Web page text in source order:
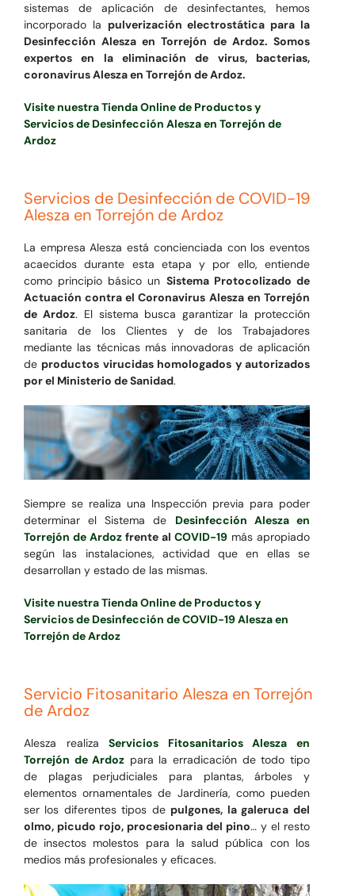
sistemas de aplicación de desinfectantes, hemos
incorporado la pulverización electrostática para la
Desinfección Alesza en Torrejón de Ardoz. Somos
expertos en la eliminación de virus, bacterias,
coronavirus Alesza en Torrejón de Ardoz.
Visite nuestra Tienda Online de Productos y
Servicios de Desinfección Alesza en Torrejón de
Ardoz
Servicios de Desinfección de COVID-19
Alesza en Torrejón de Ardoz
La empresa Alesza está concienciada con los eventos
acaecidos durante esta etapa y por ello, entiende
como principio básico un Sistema Protocolizado de
Actuación contra el Coronavirus Alesza en Torrejón
de Ardoz. El sistema busca garantizar la protección
sanitaria de los Clientes y de los Trabajadores
mediante las técnicas más innovadoras de aplicación
de productos virucidas homologados y autorizados
por el Ministerio de Sanidad.
Siempre se realiza una Inspección previa para poder
determinar el Sistema de Desinfección Alesza en
Torrejón de Ardozfrente al COVID-19más apropiado
según las instalaciones, actividad que en ellas se
desarrollan y estado de las mismas.
Visite nuestra Tienda Online de Productos y
Servicios de Desinfección de COVID-19 Alesza en
Torrejón de Ardoz
Servicio Fitosanitario Alesza en Torrejón
de Ardoz
Alesza realizaServicios Fitosanitarios Alesza en
Torrejón de Ardoz para la erradicación de todo tipo
de plagas perjudiciales para plantas, árboles y
elementos ornamentales de Jardinería, como pueden
ser los diferentes tipos de pulgones, la galeruca del
olmo, picudo rojo, procesionaria del pino… y el resto
de insectos molestos para la salud pública con los
medios más profesionales y eficaces.